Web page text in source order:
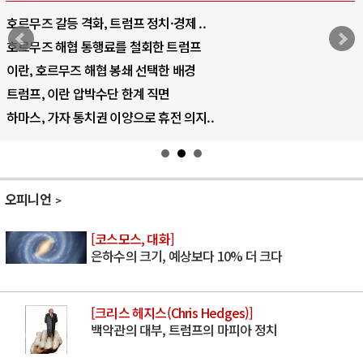
호르무즈 갈등 격화, 트럼프 정치·경제 ..
호르무즈 해협 통행료를 철회한 트럼프
이란, 호르무즈 해협 봉쇄 선택한 배경
트럼프, 이란 압박수단 한계 직면
하마스, 가자 통치권 이양으로 휴전 의지..
오피니언
[코스모스, 대화]
은하수의 크기, 예상보다 10% 더 크다
[크리스 헤지스(Chris Hedges)]
백악관의 대부, 트럼프의 마피아 정치